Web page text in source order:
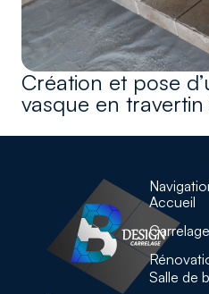
Création et pose
vasque en
Accueil
Carrelage
Salle de